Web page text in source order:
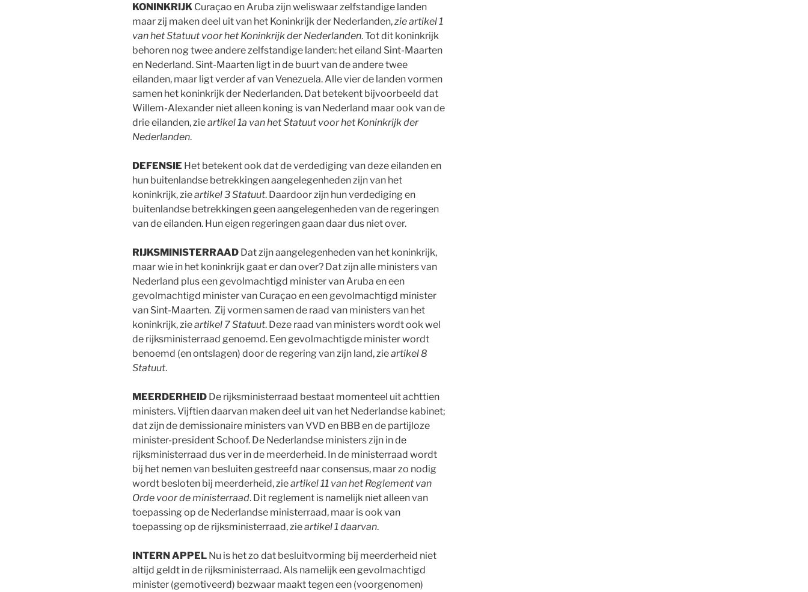
KONINKRIJK Curaçao en Aruba zijn weliswaar zelfstandige landen
maar zij maken deel uit van het Koninkrijk der Nederlanden,zie artikel 1
van het Statuut voor het Koninkrijk der Nederlanden. Tot dit koninkrijk
behoren nog twee andere zelfstandige landen: het eiland Sint-Maarten
en Nederland. Sint-Maarten ligt in de buurt van de andere twee
eilanden, maar ligt verder af van Venezuela. Alle vier de landen vormen
samen het koninkrijk der Nederlanden. Dat betekent bijvoorbeeld dat
Willem-Alexander niet alleen koning is van Nederland maar ook van de
drie eilanden, zieartikel 1a van het Statuut voor het Koninkrijk der
Nederlanden.
DEFENSIE Het betekent ook dat de verdediging van deze eilanden en
hun buitenlandse betrekkingen aangelegenheden zijn van het
koninkrijk, zieartikel 3 Statuut. Daardoor zijn hun verdediging en
buitenlandse betrekkingen geen aangelegenheden van de regeringen
van de eilanden. Hun eigen regeringen gaan daar dus niet over.
RIJKSMINISTERRAAD Dat zijn aangelegenheden van het koninkrijk,
maar wie in het koninkrijk gaat er dan over? Dat zijn alle ministers van
Nederland plus een gevolmachtigd minister van Aruba en een
gevolmachtigd minister van Curaçao en een gevolmachtigd minister
van Sint-Maarten. Zij vormen samen de raad van ministers van het
koninkrijk, zieartikel 7 Statuut. Deze raad van ministers wordt ook wel
de rijksministerraad genoemd. Een gevolmachtigde minister wordt
benoemd (en ontslagen) door de regering van zijn land, zieartikel 8
Statuut.
MEERDERHEID De rijksministerraad bestaat momenteel uit achttien
ministers. Vijftien daarvan maken deel uit van het Nederlandse kabinet;
dat zijn de demissionaire ministers van VVD en BBB en de partijloze
minister-president Schoof. De Nederlandse ministers zijn in de
rijksministerraad dus ver in de meerderheid. In de ministerraad wordt
bij het nemen van besluiten gestreefd naar consensus, maar zo nodig
wordt besloten bij meerderheid, zieartikel 11 van het Reglement van
Orde voor de ministerraad. Dit reglement is namelijk niet alleen van
toepassing op de Nederlandse ministerraad, maar is ook van
toepassing op de rijksministerraad, zieartikel 1 daarvan.
INTERNAPPEL Nu is het zo dat besluitvorming bij meerderheid niet
altijd geldt in de rijksministerraad. Als namelijk een gevolmachtigd
minister (gemotiveerd) bezwaar maakt tegen een (voorgenomen)